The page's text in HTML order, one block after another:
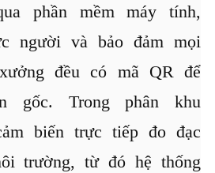
phần mềm máy tính,
người và bảo đảm mọi
đều có mã QR để
gốc. Trong phân khu
biến trực tiếp đo đạc
trường, từ đó hệ thống